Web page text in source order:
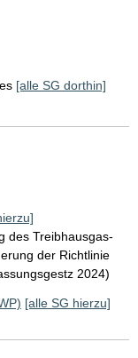
[alle SG dorthin]
des Treibhausgas-
der Richtlinie
2024)
[alle SG hierzu]